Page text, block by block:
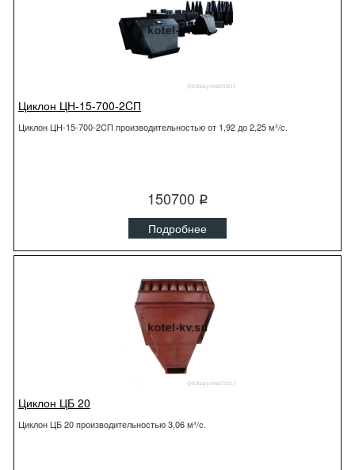
Циклон ЦН-15-700-2CП
Циклон ЦН-15-700-2CП производительностью от 1,92 до 2,25 м³/с.
150700 q
Подробнее
Циклон ЦБ 20
Циклон ЦБ 20 производительностью 3,06 м³/с.